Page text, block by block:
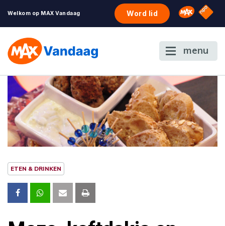
Welkom op MAX Vandaag Word lid Omroep
NPO
menu
ETEN & DRINKEN